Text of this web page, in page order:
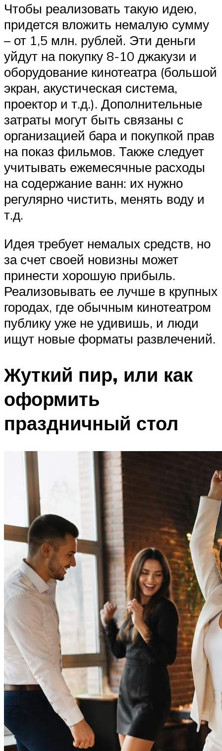
Чтобы реализовать такую идею,
придется вложить немалую сумму
– от 1,5 млн. рублей. Эти деньги
уйдут на покупку 8-10 джакузи и
оборудование кинотеатра (большой
экран, акустическая система,
проектор и т.д.). Дополнительные
затраты могут быть связаны с
организацией бара и покупкой прав
на показ фильмов. Также следует
учитывать ежемесячные расходы
на содержание ванн: их нужно
регулярно чистить, менять воду и
т.д.
Идея требует немалых средств, но
за счет своей новизны может
принести хорошую прибыль.
Реализовывать ее лучше в крупных
городах, где обычным кинотеатром
публику уже не удивишь, и люди
ищут новые форматы развлечений.
Жуткий пир, или как
оформить
праздничный стол